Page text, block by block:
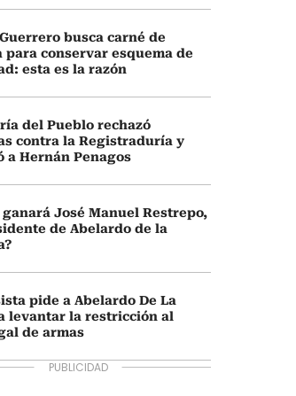
busca carné de
para conservar esquema de
esta es la razón
del Pueblo rechazó
contra la Registraduría y
a Hernán Penagos
ganará José Manuel Restrepo,
de Abelardo de la
pide a Abelardo De La
levantar la restricción al
de armas